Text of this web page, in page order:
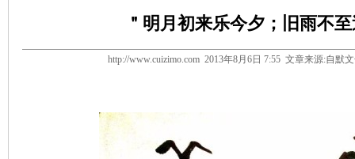
＂明月初来乐今夕；旧雨不
http://www.cuizimo.com 2013年8月6日 7:55 文章来源:自默